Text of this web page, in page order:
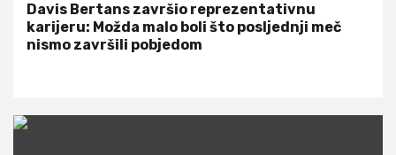
Davis Bertans završio reprezentativnu
karijeru: Možda malo boli što posljednji meč
nismo završili pobjedom